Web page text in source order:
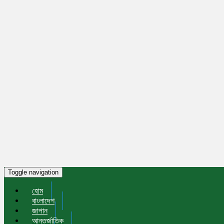
Toggle navigation
হোম
বাংলাদেশ
জাপান
আন্তর্জাতিক